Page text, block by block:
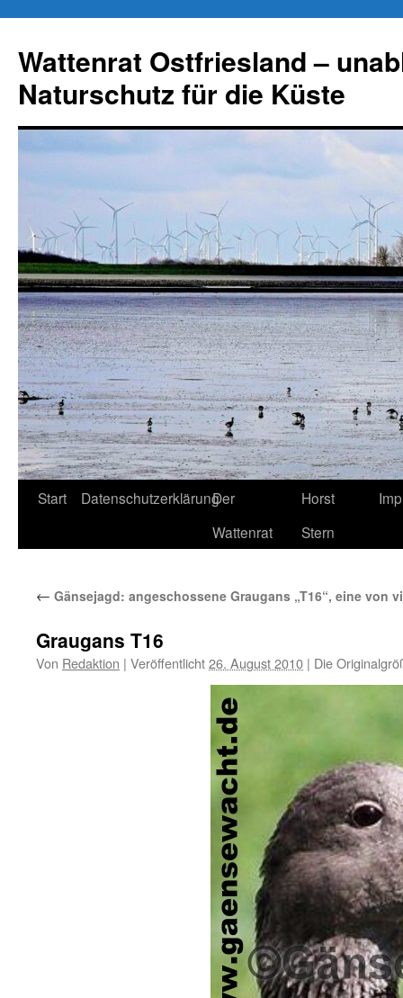
springen
Wattenrat Ostfriesland –
Naturschutz für die Küste
Start DatenschutzerklärungDer
Wattenrat
Horst
Stern
← Gänsejagd: angeschossene Graugans „T16“, eine von
Graugans T16
Von Redaktion | Veröffentlicht26. August 2010 | Die